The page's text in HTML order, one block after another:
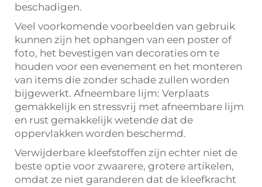
beschadigen.
Veel voorkomende voorbeelden van gebruik
kunnen zijn het ophangen van een poster of
foto, het bevestigen van decoraties om te
houden voor een evenement en het monteren
van items die zonder schade zullen worden
bijgewerkt. Afneembare lijm: Verplaats
gemakkelijk en stressvrij met afneembare lijm
en rust gemakkelijk wetende dat de
oppervlakken worden beschermd.
Verwijderbare kleefstoffen zijn echter niet de
beste optie voor zwaarere, grotere artikelen,
omdat ze niet garanderen dat de kleefkracht